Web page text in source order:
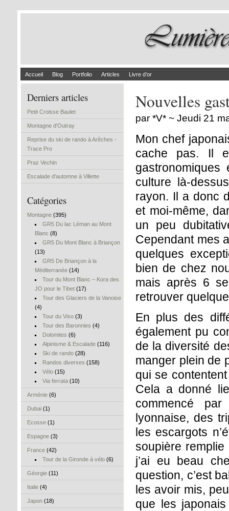
Accueil Blog Portfolio Articles Livre d’or
Derniers articles
Petit Croisse Baulet
Montagne d'Outray
Reprise du ski de rando à Arêches -
Trace Pro
Praz Vechin
Escalade d'automne à Villette
Catégories
Montagne (395)
GR5 Du lac Léman au Mont
Blanc (8)
GR5 Du Mont Blanc à Briançon
(13)
GR5 De Briançon à la
Méditerranée (14)
Tour du Mont Blanc – Kora des
JO pour le Tibet (17)
Tour des Glaciers de la Vanoise
(4)
Tour du Viso(3)
Tour des Baronnies (4)
Dolomites (6)
Alpinisme & Escalade(116)
Ski de rando(28)
Randos diverses (158)
Vélo(15)
Via ferrata(10)
Arménie (6)
Dubai (1)
Ecosse (1)
Espagne (3)
France (42)
Tour de la Gironde à vélo(6)
Géorgie (11)
Italie (4)
Japon (18)
Nouvelles
par *V* ~ Jeudi 21
Mon chef
cache pas. Il
gastronomiques
culture là-
rayon. Il a donc
et moi-même,
un peu
Cependant mes
quelques
bien de chez
mais après 6
retrouver
En plus des
également pu
de la diversité
manger plein de
qui se
Cela a donné
commencé
lyonnaise, des
les escargots
soupière
j’ai eu beau
question, c’est
les avoir mis,
que les japonais